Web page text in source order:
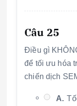
Câu 25
Điều gì
để tối ưu hóa
chiến dịch
A.